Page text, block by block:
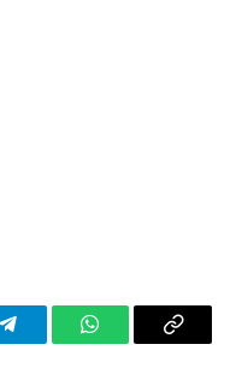
TelegramWhatsAppCopy